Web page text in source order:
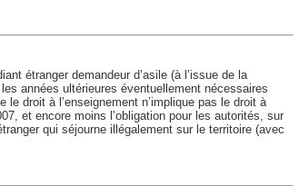
étranger demandeur d’asile (à l’issue de la
années ultérieures éventuellement nécessaires
le droit à l’enseignement n’implique pas le droit à
et encore moins l’obligation pour les autorités, sur
qui séjourne illégalement sur le territoire (avec